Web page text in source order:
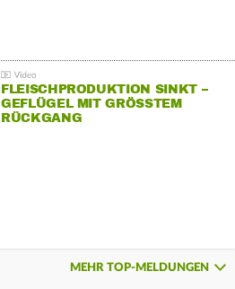
FLEISCHPRODUKTION SINKT –
GEFLÜGEL MIT GRÖSSTEM R
ÜCKGANG
MEHR TOP-MELDUNGEN